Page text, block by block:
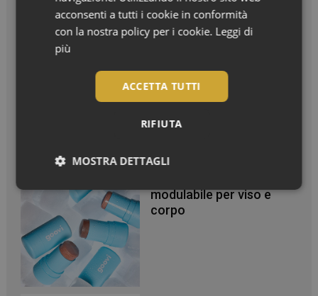
In Vetrina
capelli sempre perfetti
anche d’estate
modulabile per viso e
corpo
acconsenti a tutti i cookie in conformità
con la nostra policy per i cookie. Leggi di
più
ACCETTA TUTTI
RIFIUTA
MOSTRA DETTAGLI
Necessari